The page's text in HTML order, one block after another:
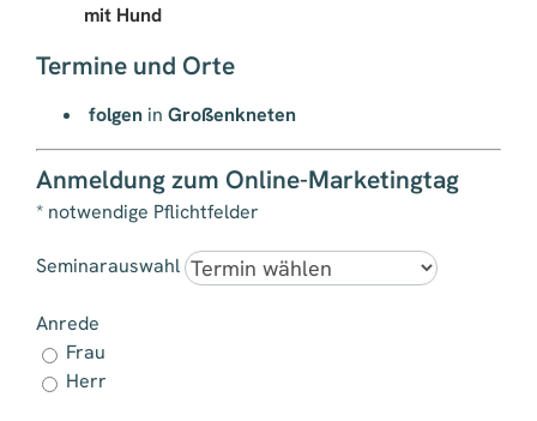
mit Hund
Termine und Orte
folgen in Großenkneten
Anmeldung zum Online-Marketingtag
* notwendige Pflichtfelder
Seminarauswahl
Anrede
Frau
Herr